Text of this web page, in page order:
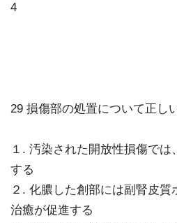
4
29 損傷部の処置について正し
１. 汚染された開放性損傷で
する
２. 化膿した創部には副腎皮質
治癒が促進する